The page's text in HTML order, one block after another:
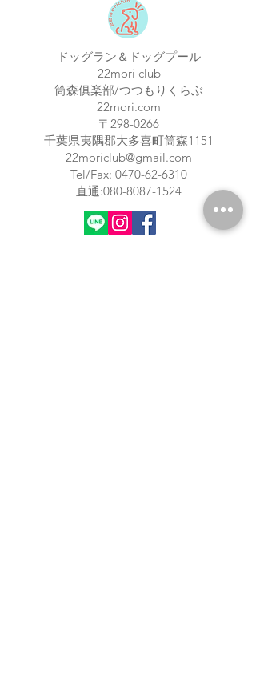
ドッグラン＆ドッグプール
22mori club
筒森俱楽部/つつもりくらぶ
22mori.com
〒298-0266
​千葉県夷隅郡大多喜町筒森1151
22moriclub@gmail.com
Tel/Fax: 0470-62-6310
​直通:080-8087-1524